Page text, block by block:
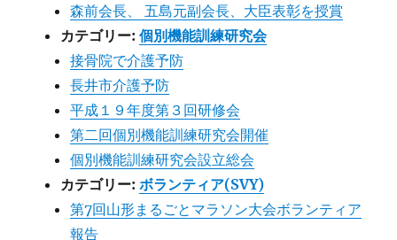
森前会長、 五島元副会長、大臣表彰を授賞
カテゴリー:個別機能訓練研究会
接骨院で介護予防
長井市介護予防
平成１９年度第３回研修会
第二回個別機能訓練研究会開催
個別機能訓練研究会設立総会
カテゴリー:ボランティア(SVY)
第7回山形まるごとマラソン大会ボランティア
報告